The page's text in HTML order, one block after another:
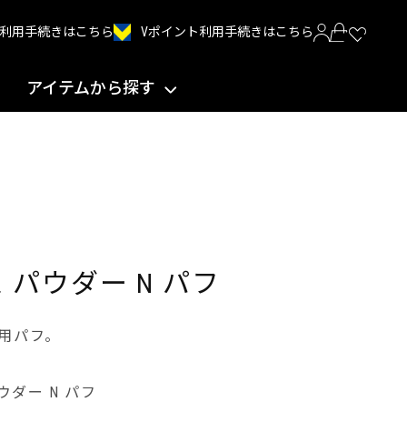
利用手続きはこちら Vポイント利用手続きはこちら
アイテムから探す
パウダー N パフ
パフ。
ダー N パフ